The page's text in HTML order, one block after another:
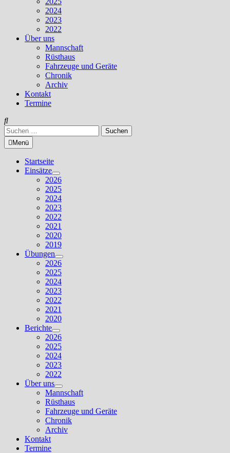
2024
2023
2022
Über uns
Mannschaft
Rüsthaus
Fahrzeuge und Geräte
Chronik
Archiv
Kontakt
Termine
Suchen
nach:Menü
Startseite
Einsätze
Untermenü
anzeigen
2026
2025
2024
2023
2022
2021
2020
2019
Übungen
Untermenü
anzeigen
2026
2025
2024
2023
2022
2021
2020
Berichte
Untermenü
anzeigen
2026
2025
2024
2023
2022
Über uns
Untermenü
anzeigen
Mannschaft
Rüsthaus
Fahrzeuge und Geräte
Chronik
Archiv
Kontakt
Termine